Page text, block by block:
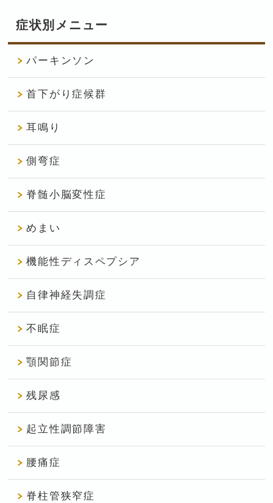
症状別メニュー
パーキンソン
首下がり症候群
耳鳴り
側弯症
脊髄小脳変性症
めまい
機能性ディスペプシア
自律神経失調症
不眠症
顎関節症
残尿感
起立性調節障害
腰痛症
脊柱管狭窄症